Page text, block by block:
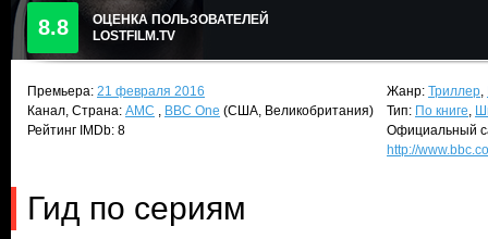
8.8
ОЦЕНКА ПОЛЬЗОВАТЕЛЕЙ
LOSTFILM.TV
Премьера: 21 февраля 2016
Канал, Страна: AMC , BBC One (США, Великобритания)
Рейтинг IMDb: 8
Жанр: Триллер,
Тип: По книге,
Официальный
http://
Гид по сериям